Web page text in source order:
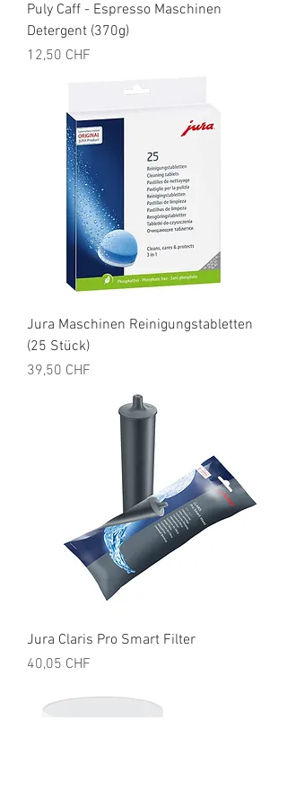
Puly Caff - Espresso Maschinen
Detergent (370g)
Preis
12,50 CHF
Jura Maschinen Reinigungstabletten
(25 Stück)
Preis
39,50 CHF
Jura Claris Pro Smart Filter
Preis
40,05 CHF